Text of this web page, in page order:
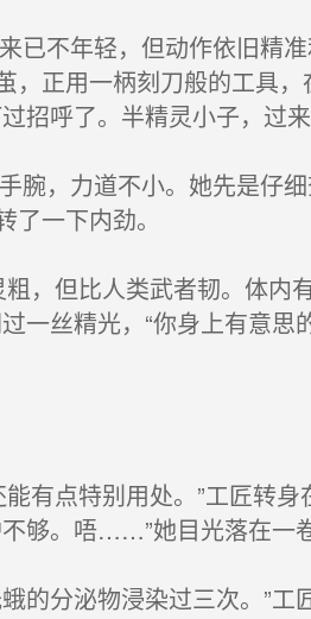
不年轻，但动作依旧精
正用一柄刻刀般的工具
招呼了。半精灵小子，过
，力道不小。她先是仔
一下内劲。
，但比人类武者韧。体
一丝精光，“你身上有意
有点特别用处。”工匠转
够。唔……”她目光落在一
的分泌物浸染过三次。”